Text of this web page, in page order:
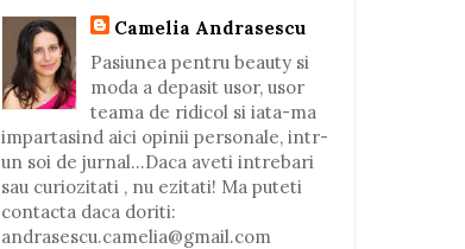
Camelia Andrasescu
Pasiunea pentru beauty si
moda a depasit usor, usor
teama de ridicol si iata-ma
impartasind aici opinii personale, intr-
un soi de jurnal...Daca aveti intrebari
sau curiozitati , nu ezitati! Ma puteti
contacta daca doriti:
andrasescu.camelia@gmail.com